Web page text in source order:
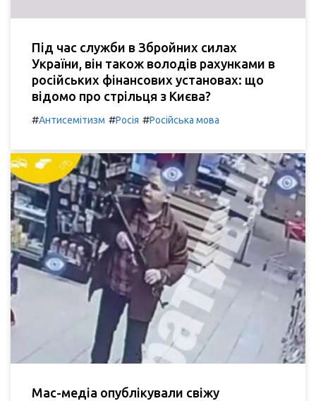
Під час служби в Збройних силах
України, він також володів рахунками в
російських фінансових установах: що
відомо про стрільця з Києва?
#Антисемітизм #Росія #Російська мова
Мас-медіа опублікували свіжу